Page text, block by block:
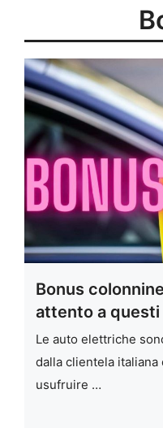
Bonus
attento a
Le auto elettriche
dalla clientela
usufruire …